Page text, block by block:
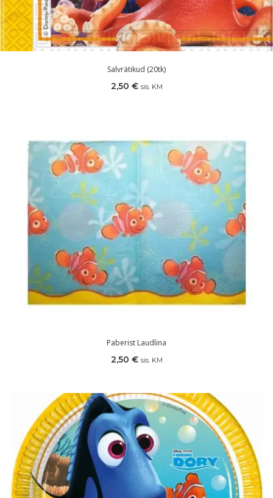
Salvrätikud (20tk)
2,50 € sis. KM
Paberist Laudlina
2,50 € sis. KM